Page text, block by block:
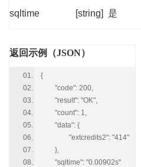
sqltime [string] 是
返回示例（JSON）
{
"code": 200,
"result": "OK",
"count": 1,
"data": {
"extcredits2": "414"
},
"sqltime": "0.00902s"